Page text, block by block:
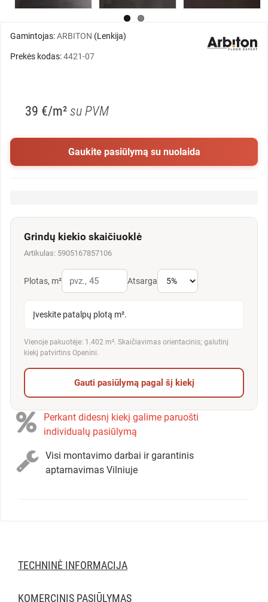
Gamintojas:ARBITON (Lenkija)
Prekės kodas:4421-07
39 €/m² su PVM
Gaukite pasiūlymą su nuolaida
Grindų kiekio skaičiuoklė
Artikulas: 5905167857106
Plotas, m² Atsarga
Įveskite patalpų plotą m².
Vienoje pakuotėje: 1.402 m². Skaičiavimas orientacinis; galutinį
kiekį patvirtins Openini.
Gauti pasiūlymą pagal šį kiekį
Perkant didesnį kiekį galime paruošti
individualų pasiūlymą
Visi montavimo darbai ir garantinis
aptarnavimas Vilniuje
TECHNINĖ INFORMACIJA
KOMERCINIS PASIŪLYMAS